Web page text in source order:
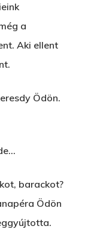
a
Aki ellent
Ödön.
barackot?
Ödön